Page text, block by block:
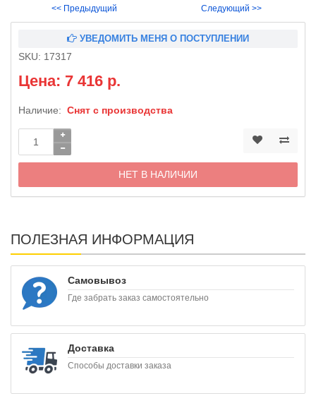
<< Предыдущий Следующий >>
УВЕДОМИТЬ МЕНЯ О ПОСТУПЛЕНИИ
SKU: 17317
Цена: 7 416 р.
Наличие: Снят с производства
НЕТ В НАЛИЧИИ
ПОЛЕЗНАЯ ИНФОРМАЦИЯ
Самовывоз
Где забрать заказ самостоятельно
Доставка
Способы доставки заказа